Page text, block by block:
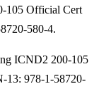
105 Official Cert
580-4.
ICND2 200-105
13: 978-1-58720-